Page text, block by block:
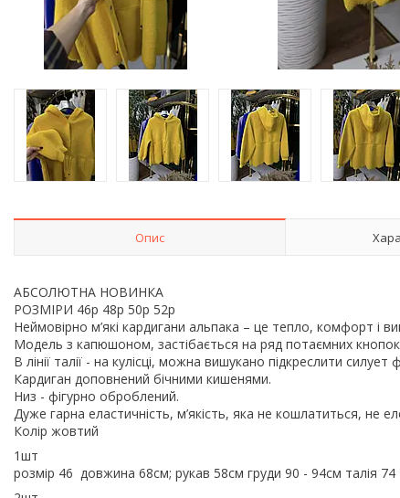
Опис
АБСОЛЮТНА НОВИНКА
РОЗМІРИ 46р 48р 50р 52р
Неймовірно м’які кардигани альпака – це тепло, комфорт і
Модель з капюшоном, застібається на ряд потаємних
В лінії талії - на кулісці, можна вишукано підкреслити силует
Кардиган доповнений бічними кишенями.
Низ - фігурно оброблений.
Дуже гарна еластичність, м’якість, яка не кошлатиться, не
Колір жовтий
1шт
розмір 46 довжина 68см; рукав 58см груди 90 - 94см талія